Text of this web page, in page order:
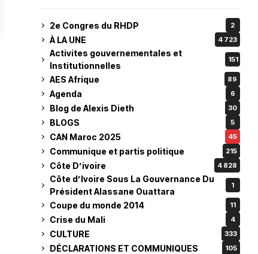
2e Congres du RHDP 2
À LA UNE 4 723
Activites gouvernementales et
Institutionnelles
151
AES Afrique 89
Agenda 6
Blog de Alexis Dieth 30
BLOGS 5
CAN Maroc 2025 45
Communique et partis politique 215
Côte D’ivoire 4 828
Côte d’Ivoire Sous La Gouvernance Du
Président Alassane Ouattara
1
Coupe du monde 2014 11
Crise du Mali 4
CULTURE 333
DÉCLARATIONS ET COMMUNIQUES 105